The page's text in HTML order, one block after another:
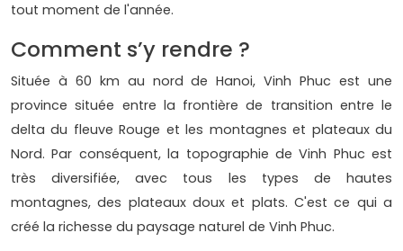
tout moment de l'année.
Comment s’y rendre ?
Située à 60 km au nord de Hanoi, Vinh Phuc est une
province située entre la frontière de transition entre le
delta du fleuve Rouge et les montagnes et plateaux du
Nord. Par conséquent, la topographie de Vinh Phuc est
très diversifiée, avec tous les types de hautes
montagnes, des plateaux doux et plats. C'est ce qui a
créé la richesse du paysage naturel de Vinh Phuc.